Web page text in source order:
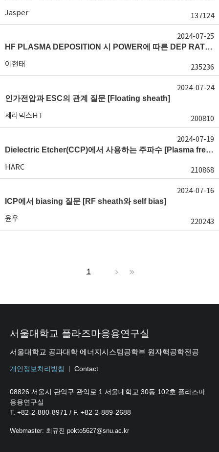
Jasper 137124
HF PLASMA DEPOSITION 시 POWER에 따른 DEP RATE 변화 [장비 플라즈마, Rate constant]
이현태 235236
2024-07-25
인가전압과 ESC의 관계 질문 [Floating sheath]
세라믹스HT 200810
2024-07-24
Dielectric Etcher(CCP)에서 사용하는 주파수 [Plasma frequency 및 RF sheath]
HARC 210868
2024-07-19
ICP에서 biasing 질문 [RF sheath와 self bias]
윤우 220243
2024-07-16
1
서울대학교 플라즈마응용연구실
서울대학교 공과대학 에너지시스템공학부 원자핵공학전공
개인정보처리방침 Contact
08826 서울시 관악구 관악로 1 서울대학교 30동 102호 플라즈마
응용연구실
T. +82-2-880-8971 / F. +82-2-889-2688
Webmaster: 최규진 pokto5627@snu.ac.kr